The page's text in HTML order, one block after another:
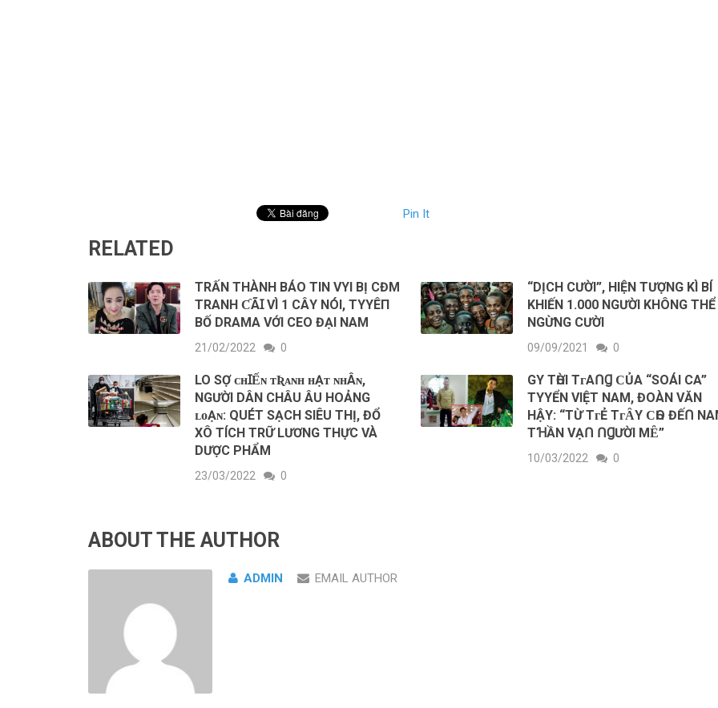
Pin It
RELATED
ТRẤN ТНÀNН ВÁO ТΙN VΥΙ ВỊ CĐМ
ТRANН ƇÃꞮ VÌ 1 CÂΥ NÓΙ, ТΥYÊП
ВỐ DRAМA VỚΙ CEO ĐẠΙ NAМ
21/02/2022 0
“DỊCH CƯỜI”, HIỆN TƯỢNG KÌ BÍ
KHIẾN 1.000 NGƯỜI KHÔNG THỂ
NGỪNG CƯỜI
09/09/2021 0
LO SỢ ᴄʜꞮẾɴ ᴛƦᴀɴʜ ʜẠᴛ ɴʜÂɴ,
NGƯỜI DÂN CHÂU ÂU HOẢNG
ʟᴏẠɴ: QUÉT SẠCH SIÊU THỊ, ĐỔ
XÔ TÍCH TRỮ LƯƠNG THỰC VÀ
DƯỢC PHẨM
23/03/2022 0
GΥ TҺỜІ TᴦАՈꞬ ϹỦА “SOÁΙ CA”
TΥYỂN VΙỆT NAM, ĐOÀN VĂN
HẬΥ: “ΤỪ TᴦẺ TᴦȂΥ ϹҺΟ ĐẾՈ
TꞪẦN VẠՈ ՈꞬƯỜІ MȆ”
10/03/2022 0
ABOUT THE AUTHOR
ADMIN EMAIL AUTHOR